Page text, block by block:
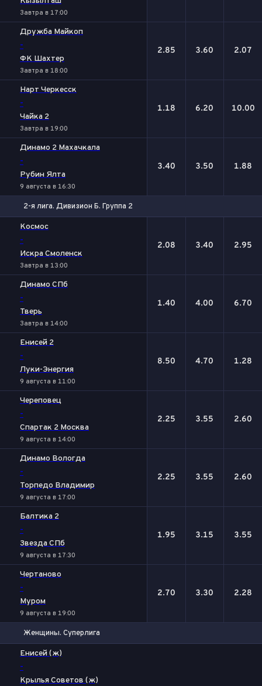
Завтра в 17:00
Дружба Майкоп
-
ФК Шахтер
Завтра в 18:00
2.85 3.60 2.07
Нарт Черкесск
-
Чайка 2
Завтра в 19:00
1.18 6.20 10.00
Динамо 2 Махачкала
-
Рубин Ялта
9 августа в 16:30
3.40 3.50 1.88
2-я лига. Дивизион Б. Группа 2
Космос
-
Искра Смоленск
Завтра в 13:00
2.08 3.40 2.95
Динамо СПб
-
Тверь
Завтра в 14:00
1.40 4.00 6.70
Енисей 2
-
Луки-Энергия
9 августа в 11:00
8.50 4.70 1.28
Череповец
-
Спартак 2 Москва
9 августа в 14:00
2.25 3.55 2.60
Динамо Вологда
-
Торпедо Владимир
9 августа в 17:00
2.25 3.55 2.60
Балтика 2
-
Звезда СПб
9 августа в 17:30
1.95 3.15 3.55
Чертаново
-
Муром
9 августа в 19:00
2.70 3.30 2.28
Женщины. Суперлига
Енисей (ж)
-
Крылья Советов (ж)